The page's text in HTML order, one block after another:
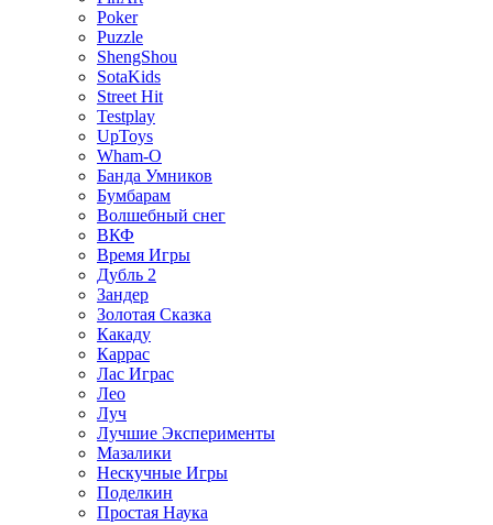
Poker
Puzzle
ShengShou
SotaKids
Street Hit
Testplay
UpToys
Wham-O
Банда Умников
Бумбарам
Волшебный снег
ВКФ
Время Игры
Дубль 2
Зандер
Золотая Сказка
Какаду
Каррас
Лас Играс
Лео
Луч
Лучшие Эксперименты
Мазалики
Нескучные Игры
Поделкин
Простая Наука